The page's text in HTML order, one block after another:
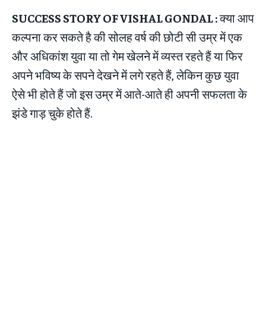
SUCCESS STORY OF VISHAL GONDAL :क्या आप
कल्पना कर सकते है की सोलह वर्ष की छोटी सी उम्र में एक
और अधिकांश युवा या तो गेम खेलने में व्यस्त रहते हैं या फिर
अपने भविष्य के सपने देखने में लगे रहते हैं, लेकिन कुछ युवा
ऐसे भी होते हैं जो इस उम्र में आते-आते ही अपनी सफलता के
झंडे गाड़ चुके होते हैं.